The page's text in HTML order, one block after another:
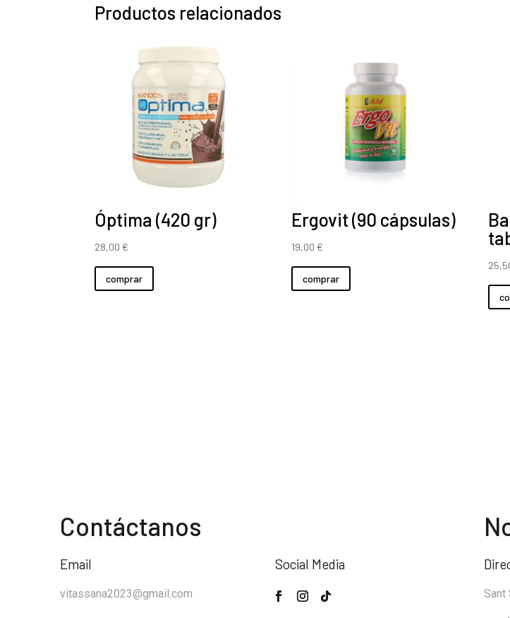
Productos relacionados
Óptima (420 gr)
28,00 €
comprar
Ergovit (90 cápsulas)
19,00 €
comprar
Contáctanos
Email
vitassana2023@gmail.com
Social Media
Sant